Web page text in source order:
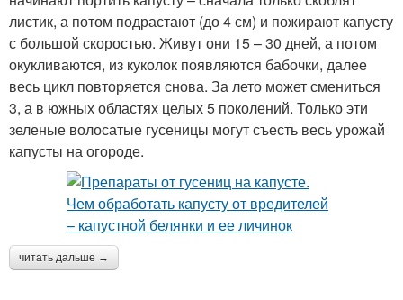
листик, а потом подрастают (до 4 см) и пожирают капусту
с большой скоростью. Живут они 15 – 30 дней, а потом
окукливаются, из куколок появляются бабочки, далее
весь цикл повторяется снова. За лето может смениться
3, а в южных областях целых 5 поколений. Только эти
зеленые волосатые гусеницы могут съесть весь урожай
капусты на огороде.
читать дальше →